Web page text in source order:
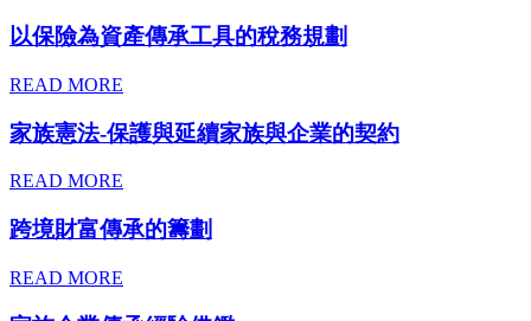
以保險為資產傳承工具的稅務規劃
READ MORE
家族憲法-保護與延續家族與企業的契約
READ MORE
跨境財富傳承的籌劃
READ MORE